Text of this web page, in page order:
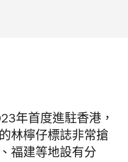
年首度進駐香港，
林檸仔標誌非常搶
福建等地設有分